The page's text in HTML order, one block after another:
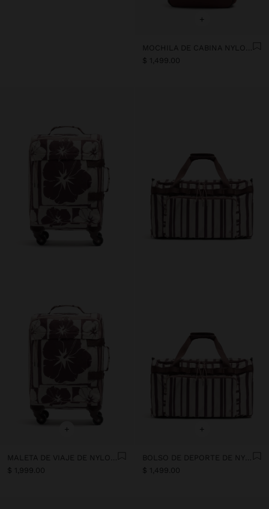
+
$ 1,499.00
+
MALETA DE VIAJE DE NYLON CON ESTAMPADO FLORAL
$ 1,999.00
+
BOLSO DE DEPORTE DE NYLON A RAYAS
$ 1,499.00